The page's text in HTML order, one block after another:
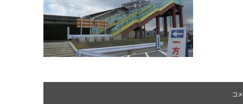
コ